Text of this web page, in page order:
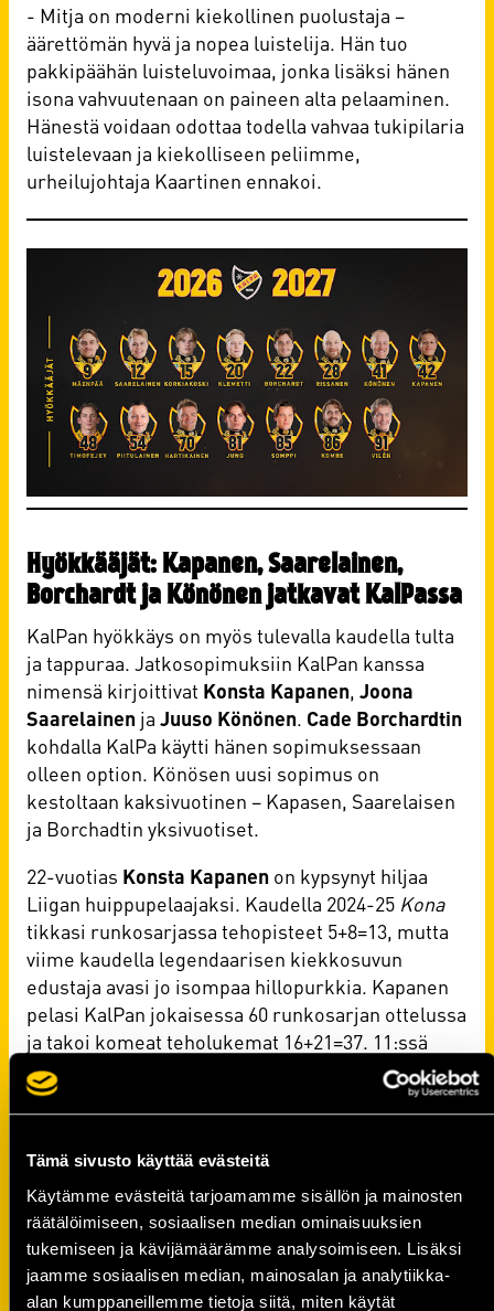
Tämä sivusto käyttää evästeitä
Käytämme evästeitä tarjoamamme sisällön ja mainosten
räätälöimiseen, sosiaalisen median ominaisuuksien
tukemiseen ja kävijämäärämme analysoimiseen. Lisäksi
jaamme sosiaalisen median, mainosalan ja analytiikka-
alan kumppaneillemme tietoja siitä, miten käytät
- Mitja on moderni kiekollinen puolustaja –
äärettömän hyvä ja nopea luistelija. Hän tuo
pakkipäähän luisteluvoimaa, jonka lisäksi hänen
isona vahvuutenaan on paineen alta pelaaminen.
Hänestä voidaan odottaa todella vahvaa tukipilaria
luistelevaan ja kiekolliseen peliimme,
urheilujohtaja Kaartinen ennakoi.
Hyökkääjät: Kapanen, Saarelainen,
Borchardt ja Könönen jatkavat KalPassa
KalPan hyökkäys on myös tulevalla kaudella tulta
ja tappuraa. Jatkosopimuksiin KalPan kanssa
nimensä kirjoittivat Konsta Kapanen, Joona
Saarelainen ja Juuso Könönen. Cade Borchardtin
kohdalla KalPa käytti hänen sopimuksessaan
olleen option. Könösen uusi sopimus on
kestoltaan kaksivuotinen – Kapasen, Saarelaisen
ja Borchadtin yksivuotiset.
22-vuotias Konsta Kapanen on kypsynyt hiljaa
Liigan huippupelaajaksi. Kaudella 2024-25 Kona
tikkasi runkosarjassa tehopisteet 5+8=13, mutta
viime kaudella legendaarisen kiekkosuvun
edustaja avasi jo isompaa hillopurkkia. Kapanen
pelasi KalPan jokaisessa 60 runkosarjan ottelussa
ja takoi komeat teholukemat 16+21=37. 11:ssä
playoffs-ottelussa räjähtävän luisteluvoiman
omaava laitahyökkääjä tikkasi tehot 3+5=8.
samankaltaisella kerronnalla, kuin Konsta
Kapasen. Vielä kaudella 2024-25 Saarelainen
keräsi jääaikaa 21 Liigan runkosarjan ottelussa
tehopistein 2+3, mutta viime kaudella Mikkelin
Jukureiden kasvatti tarttui hetkeen. Saarelainen